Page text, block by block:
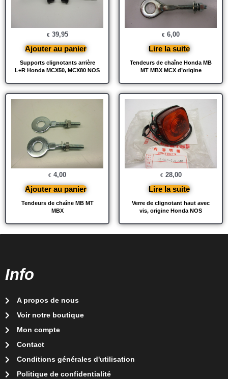
Supports clignotants arrière
L+R Honda MCX50, MCX80 NOS
€ 39,95
Ajouter au panier
Tendeurs de chaîne Honda MB
MT MBX MCX d’origine
€ 6,00
Lire la suite
Tendeurs de chaîne MB MT
MBX
€ 4,00
Ajouter au panier
Verre de clignotant haut avec
vis, origine Honda NOS
€ 28,00
Lire la suite
Info
A propos de nous
Voir notre boutique
Mon compte
Contact
Conditions générales d'utilisation
Politique de confidentialité